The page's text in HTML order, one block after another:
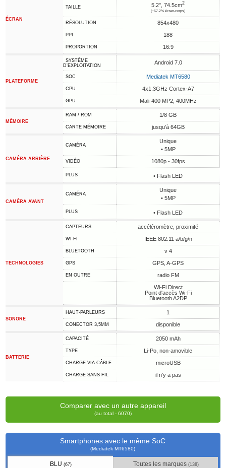
ÉCRAN
TAILLE 5.2", 74.5cm2
(~67.2% écran-corps)
RÉSOLUTION 854x480
PPI 188
PROPORTION 16:9
PLATEFORME
SYSTÈME
D'EXPLOITATION
Android 7.0
SOC Mediatek MT6580
CPU 4x1.3GHz Cortex-A7
GPU Mali-400 MP2, 400MHz
MÉMOIRE
RAM / ROM 1/8 GB
CARTE MÉMOIRE jusqu'à 64GB
CAMÉRA ARRIÈRE
CAMÉRA
Unique
• 5MP
VIDÉO 1080p - 30fps
PLUS • Flash LED
CAMÉRA AVANT
CAMÉRA
Unique
• 5MP
PLUS • Flash LED
TECHNOLOGIES
CAPTEURS accéléromètre, proximité
WI-FI IEEE 802.11 a/b/g/n
BLUETOOTH v 4
GPS GPS, A-GPS
EN OUTRE
radio FM
Wi-Fi Direct
Point d'accès Wi-Fi
Bluetooth A2DP
SONORE
HAUT-PARLEURS 1
CONECTOR 3,5MM disponible
BATTERIE
CAPACITÉ 2050 mAh
TYPE Li-Po, non-amovible
CHARGE VIA CÂBLE microUSB
CHARGE SANS FIL il n'y a pas
Comparer avec un autre appareil
(au total - 6070)
Smartphones avec le même SoC
(Mediatek MT6580)
BLU (67) Toutes les marques (138)